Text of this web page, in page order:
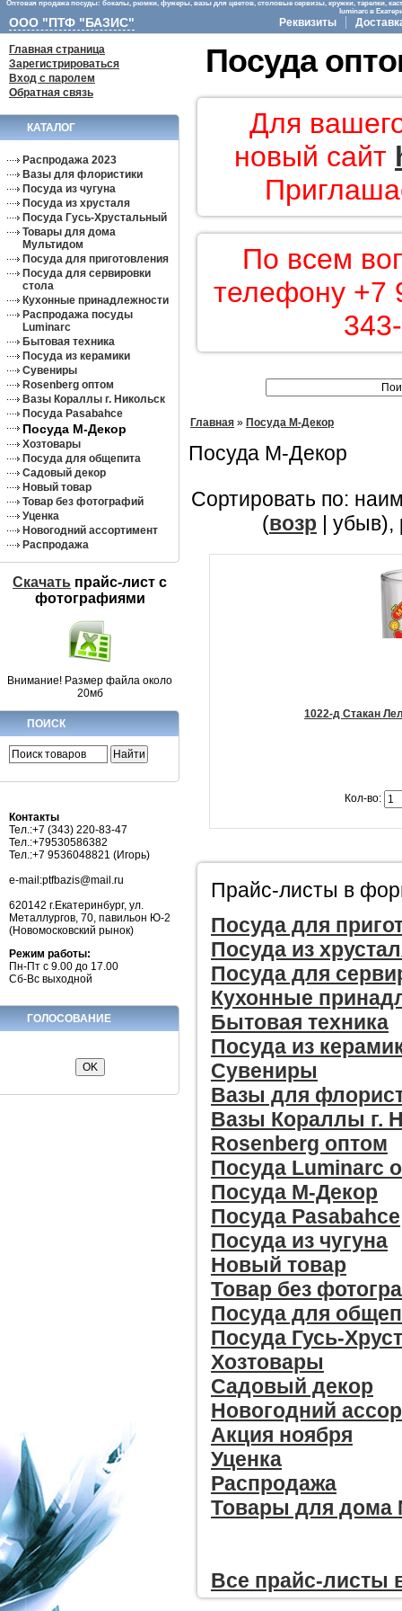
Оптовая продажа посуды: бокалы, рюмки, фужеры, вазы для цветов, столовые сервизы, кружки, тарелки,
luminarc в
ООО "ПТФ "БАЗИС" Реквизиты
Главная страница
Зарегистрироваться
Вход с паролем
Обратная связь
КАТАЛОГ
Распродажа 2023
Вазы для флористики
Посуда из чугуна
Посуда из хрусталя
Посуда Гусь-Хрустальный
Товары для дома
Мультидом
Посуда для приготовления
Посуда для сервировки
стола
Кухонные принадлежности
Распродажа посуды
Luminarc
Бытовая техника
Посуда из керамики
Сувениры
Rosenberg оптом
Вазы Кораллы г. Никольск
Посуда Pasabahce
Посуда М-Декор
Хозтовары
Посуда для общепита
Садовый декор
Новый товар
Товар без фотографий
Уценка
Новогодний ассортимент
Распродажа
Скачать прайс-лист c
фотографиями
Внимание! Размер файла около
20мб
ПОИСК
Контакты
Тел.:+7 (343) 220-83-47
Тел.:+79530586382
Тел.:+7 9536048821 (Игорь)
e-mail:ptfbazis@mail.ru
620142 г.Екатеринбург, ул.
Металлургов, 70, павильон Ю-2
(Новомосковский рынок)
Режим работы:
Пн-Пт с 9.00 до 17.00
Сб-Вс выходной
ГОЛОСОВАНИЕ
Посуда
Для
новый сайт
По всем
телефону +7
Главная » Посуда М-Декор
Посуда М-Декор
Сортировать по:
(возр | убыв),
1022-д Стакан
Кол-во:
Прайс-листы в
Посуда для
Посуда из
Посуда для
Кухонные
Бытовая техника
Посуда из
Сувениры
Вазы для
Вазы Кораллы г.
Rosenberg оптом
Посуда Luminarc
Посуда М-Декор
Посуда Pasabahce
Посуда из чугуна
Новый товар
Товар без
Посуда для
Посуда Гусь-
Хозтовары
Садовый декор
Новогодний
Акция ноября
Уценка
Распродажа
Товары для дома
Все прайc-листы